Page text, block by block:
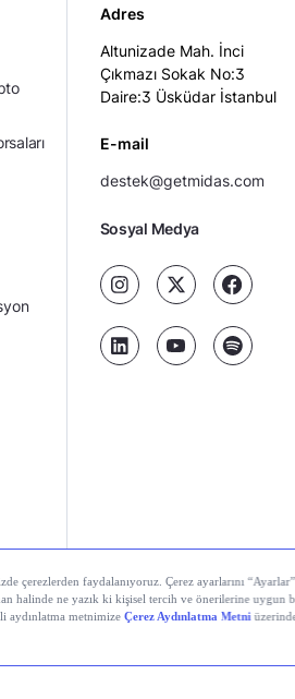
Adres
Altunizade Mah. İnci
Çıkmazı Sokak No:3
Daire:3 Üsküdar İstanbul
E-mail
destek@getmidas.com
Sosyal Medya
hakları saklıdır.
Kişisel